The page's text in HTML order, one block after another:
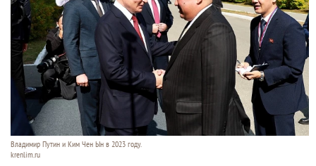
Владимир Путин и Ким Чен Ын в 2023 году.
krenlim.ru